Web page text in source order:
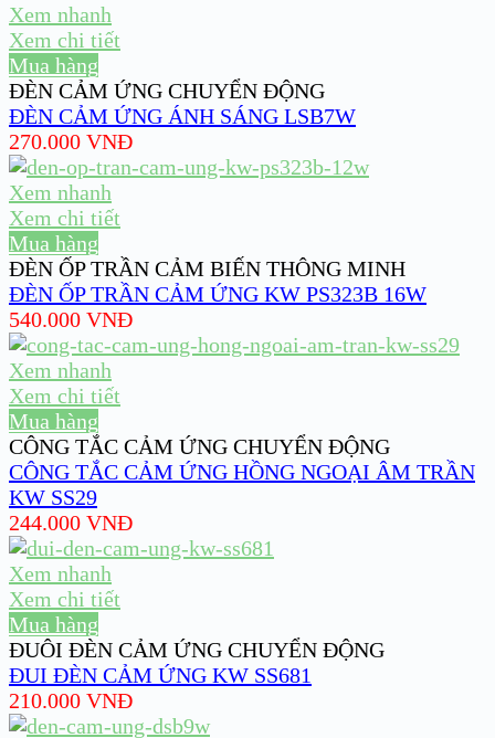
Xem nhanh
Xem chi tiết
Mua hàng
ĐÈN CẢM ỨNG CHUYỂN ĐỘNG
ĐÈN CẢM ỨNG ÁNH SÁNG LSB7W
270.000 VNĐ
Xem nhanh
Xem chi tiết
Mua hàng
ĐÈN ỐP TRẦN CẢM BIẾN THÔNG MINH
ĐÈN ỐP TRẦN CẢM ỨNG KW PS323B 16W
540.000 VNĐ
Xem nhanh
Xem chi tiết
Mua hàng
CÔNG TẮC CẢM ỨNG CHUYỂN ĐỘNG
CÔNG TẮC CẢM ỨNG HỒNG NGOẠI ÂM TRẦN
KW SS29
244.000 VNĐ
Xem nhanh
Xem chi tiết
Mua hàng
ĐUÔI ĐÈN CẢM ỨNG CHUYỂN ĐỘNG
ĐUI ĐÈN CẢM ỨNG KW SS681
210.000 VNĐ